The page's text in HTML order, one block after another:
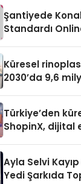
Şantiyede
Standardı
Küresel
2030’da 9,6
Türkiye’den
ShopinX, dijital
Ayla Selvi
Yedi Şarkıda